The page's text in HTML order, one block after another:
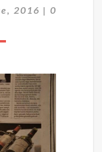
2016 | C
O
R
I
0